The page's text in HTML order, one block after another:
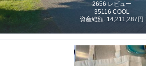
2656 レビュー
35116 COOL
資産総額: 14,211,287円